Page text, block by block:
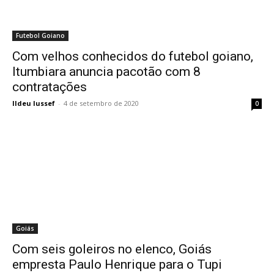
Futebol Goiano
Com velhos conhecidos do futebol goiano,
Itumbiara anuncia pacotão com 8
contratações
Ildeu Iussef - 4 de setembro de 2020 0
Goiás
Com seis goleiros no elenco, Goiás
empresta Paulo Henrique para o Tupi